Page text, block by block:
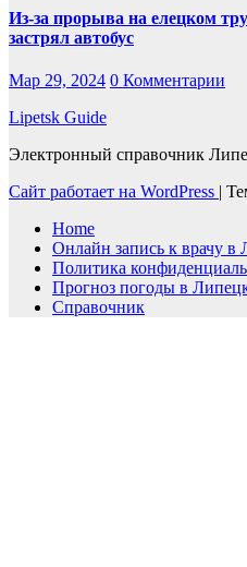
Из-за прорыва на елецком
застрял автобус
Мар 29, 2024 0 Комментарии
Lipetsk Guide
Электронный справочник
Сайт работает на WordPress |
Home
Онлайн запись к врачу в
Политика
Прогноз погоды в
Справочник